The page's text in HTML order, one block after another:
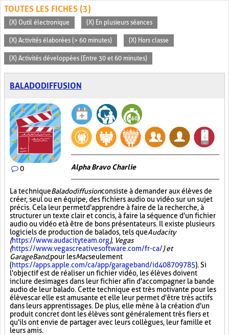
TOUTES LES FICHES (3)
(X) Outil électronique (X) En plusieurs séances
(X) Activités élaborées (> 60 minutes) (X) Hors classe
(X) Activités développées (Entre 30 et 60 minutes)
BALADODIFFUSION
0 Alpha Bravo Charlie
La techniqueBaladodiffusionconsiste à demander aux élèves de
créer, seul ou en équipe, des fichiers audio ou vidéo sur un sujet
précis. Cela leur permet d'apprendre à faire de la recherche, à
structurer un texte clair et concis, à faire la séquence d'un fichier
audio ou vidéo et à être de bons présentateurs. Il existe plusieurs
logiciels de production de balados, tels queAudacity
(https://www.audacityteam.org), Vegas
(https://www.vegascreativesoftware.com/fr-ca/) et
GarageBand,pour lesMacseulement
(https://apps.apple.com/ca/app/garageband/id408709785). Si
l'objectif est de réaliser un fichier vidéo, les élèves doivent
inclure des images dans leur fichier afin d'accompagner la bande
audio de leur balado. Cette technique est très motivante pour les
élèves car elle est amusante et elle leur permet d'être très actifs
dans leurs apprentissages. De plus, elle mène à la création d'un
produit concret dont les élèves sont généralement très fiers et
qu'ils ont envie de partager avec leurs collègues, leur famille et
leurs amis.